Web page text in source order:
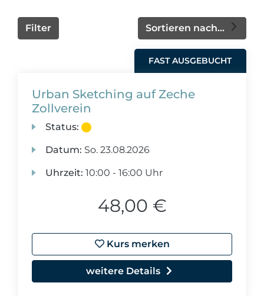
Sortieren nach...
Filter
FAST AUSGEBUCHT
Urban Sketching auf Zeche
Zollverein
Status:
Datum: So. 23.08.2026
Uhrzeit: 10:00 - 16:00 Uhr
48,00 €
Kurs merken
weitere Details